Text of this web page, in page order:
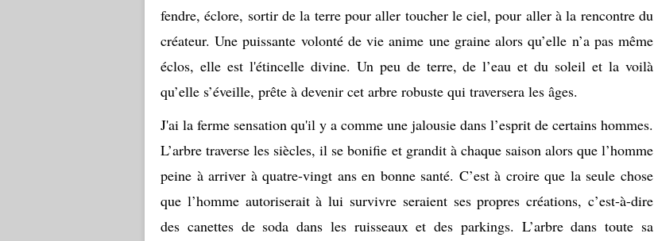
fendre, éclore, sortir de la terre pour aller toucher le ciel, pour aller à la rencontre du
créateur. Une puissante volonté de vie anime une graine alors qu’elle n’a pas même
éclos, elle est l'étincelle divine. Un peu de terre, de l’eau et du soleil et la voilà
qu’elle s’éveille, prête à devenir cet arbre robuste qui traversera les âges.
J'ai la ferme sensation qu'il y a comme une jalousie dans l’esprit de certains hommes.
L’arbre traverse les siècles, il se bonifie et grandit à chaque saison alors que l’homme
peine à arriver à quatre-vingt ans en bonne santé. C’est à croire que la seule chose
que l’homme autoriserait à lui survivre seraient ses propres créations, c’est-à-dire
des canettes de soda dans les ruisseaux et des parkings. L’arbre dans toute sa